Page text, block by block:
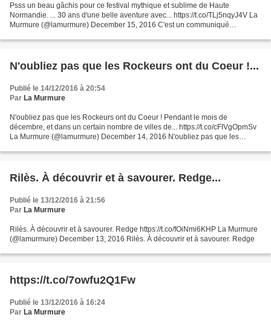
Psss un beau gâchis pour ce festival mythique et sublime de Haute
Normandie. ... 30 ans d'une belle aventure avec... https://t.co/TLj5nqyJ4V La
Murmure (@lamurmure) December 15, 2016 C'est un communiqué
N'oubliez pas que les Rockeurs ont du Coeur !...
Publié le 14/12/2016 à 20:54
Par La Murmure
N'oubliez pas que les Rockeurs ont du Coeur ! Pendant le mois de
décembre, et dans un certain nombre de villes de... https://t.co/cFIVgOpmSv
La Murmure (@lamurmure) December 14, 2016 N'oubliez pas que les
Rilès. À découvrir et à savourer. Redge...
Publié le 13/12/2016 à 21:56
Par La Murmure
Rilès. À découvrir et à savourer. Redge https://t.co/fOiNmi6KHP La Murmure
(@lamurmure) December 13, 2016 Rilès. À découvrir et à savourer. Redge
https://t.co/7owfu2Q1Fw
Publié le 13/12/2016 à 16:24
Par La Murmure